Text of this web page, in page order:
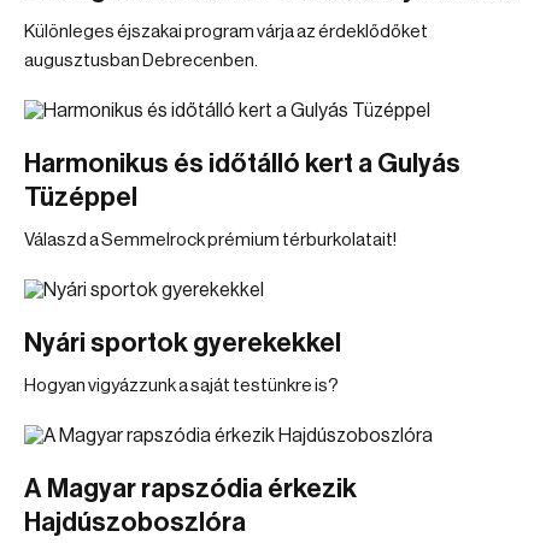
Különleges éjszakai program várja az érdeklődőket
augusztusban Debrecenben.
Harmonikus és időtálló kert a Gulyás
Tüzéppel
Válaszd a Semmelrock prémium térburkolatait!
Nyári sportok gyerekekkel
Hogyan vigyázzunk a saját testünkre is?
A Magyar rapszódia érkezik
Hajdúszoboszlóra